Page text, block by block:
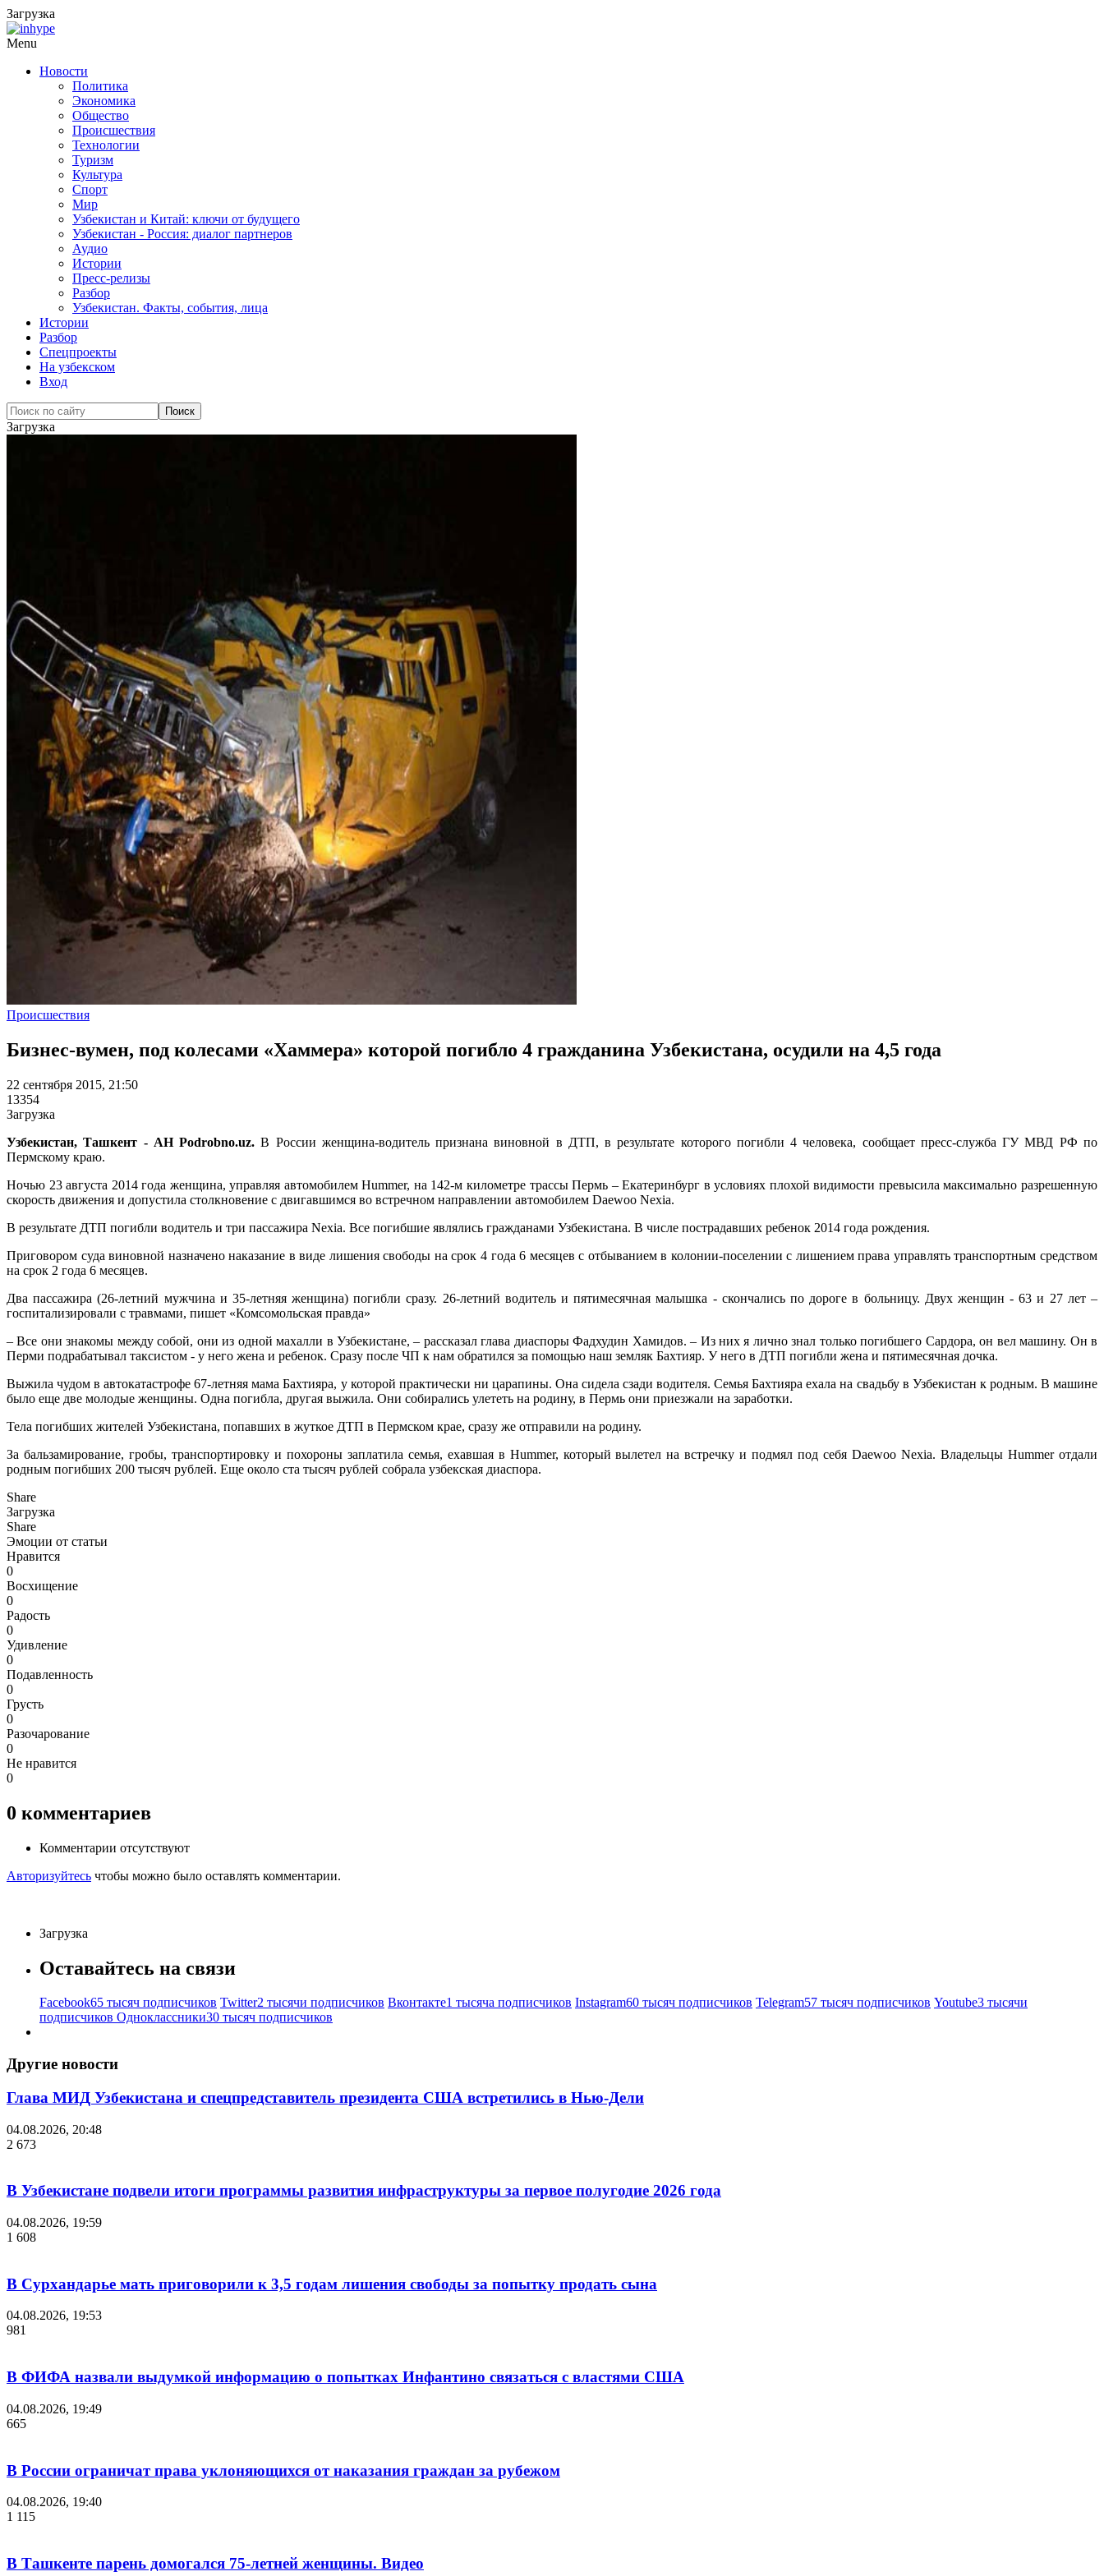
Загрузка
Menu
Новости
Политика
Экономика
Общество
Происшествия
Технологии
Туризм
Культура
Спорт
Мир
Узбекистан и Китай: ключи от будущего
Узбекистан - Россия: диалог партнеров
Аудио
Истории
Пресс-релизы
Разбор
Узбекистан. Факты, события, лица
Истории
Разбор
Спецпроекты
На узбекском
Вход
Загрузка
Происшествия
Бизнес-вумен, под колесами «Хаммера» которой погибло 4 гражданина Узбекистана, осудили на 4,5 года
22 сентября 2015, 21:50
13354
Загрузка
Узбекистан, Ташкент - АН Podrobno.uz. В России женщина-водитель признана виновной в ДТП, в результате которого погибли 4 человека, сообщает пресс-служба ГУ МВД РФ по
Пермскому краю.
Ночью 23 августа 2014 года женщина, управляя автомобилем Hummer, на 142-м километре трассы Пермь – Екатеринбург в условиях плохой видимости превысила максимально разрешенную
скорость движения и допустила столкновение с двигавшимся во встречном направлении автомобилем Daewoo Nexia.
В результате ДТП погибли водитель и три пассажира Nexia. Все погибшие являлись гражданами Узбекистана. В числе пострадавших ребенок 2014 года рождения.
Приговором суда виновной назначено наказание в виде лишения свободы на срок 4 года 6 месяцев с отбыванием в колонии-поселении с лишением права управлять транспортным средством
на срок 2 года 6 месяцев.
Два пассажира (26-летний мужчина и 35-летняя женщина) погибли сразу. 26-летний водитель и пятимесячная малышка - скончались по дороге в больницу. Двух женщин - 63 и 27 лет –
госпитализировали с травмами, пишет «Комсомольская правда»
– Все они знакомы между собой, они из одной махалли в Узбекистане, – рассказал глава диаспоры Фадхудин Хамидов. – Из них я лично знал только погибшего Сардора, он вел машину. Он в
Перми подрабатывал таксистом - у него жена и ребенок. Сразу после ЧП к нам обратился за помощью наш земляк Бахтияр. У него в ДТП погибли жена и пятимесячная дочка.
Выжила чудом в автокатастрофе 67-летняя мама Бахтияра, у которой практически ни царапины. Она сидела сзади водителя. Семья Бахтияра ехала на свадьбу в Узбекистан к родным. В машине
было еще две молодые женщины. Одна погибла, другая выжила. Они собирались улететь на родину, в Пермь они приезжали на заработки.
Тела погибших жителей Узбекистана, попавших в жуткое ДТП в Пермском крае, сразу же отправили на родину.
За бальзамирование, гробы, транспортировку и похороны заплатила семья, ехавшая в Hummer, который вылетел на встречку и подмял под себя Daewoo Nexia. Владельцы Hummer отдали
родным погибших 200 тысяч рублей. Еще около ста тысяч рублей собрала узбекская диаспора.
Share
Загрузка
Share
Эмоции от статьи
Нравится
0
Восхищение
0
Радость
0
Удивление
0
Подавленность
0
Грусть
0
Разочарование
0
Не нравится
0
0 комментариев
Комментарии отсутствуют
Авторизуйтесь чтобы можно было оставлять комментарии.
Загрузка
Оставайтесь на связи
Facebook65 тысяч подписчиков Twitter2 тысячи подписчиков Вконтакте1 тысяча подписчиков Instagram60 тысяч подписчиков Telegram57 тысяч подписчиков Youtube3 тысячи
подписчиков Одноклассники30 тысяч подписчиков
Другие новости
Глава МИД Узбекистана и спецпредставитель президента США встретились в Нью-Дели
04.08.2026, 20:48
2 673
В Узбекистане подвели итоги программы развития инфраструктуры за первое полугодие 2026 года
04.08.2026, 19:59
1 608
В Сурхандарье мать приговорили к 3,5 годам лишения свободы за попытку продать сына
04.08.2026, 19:53
981
В ФИФА назвали выдумкой информацию о попытках Инфантино связаться с властями США
04.08.2026, 19:49
665
В России ограничат права уклоняющихся от наказания граждан за рубежом
04.08.2026, 19:40
1 115
В Ташкенте парень домогался 75-летней женщины. Видео